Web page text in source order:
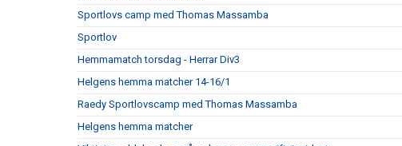
Sportlovs camp med Thomas Massamba
Sportlov
Hemmamatch torsdag - Herrar Div3
Helgens hemma matcher 14-16/1
Raedy Sportlovscamp med Thomas Massamba
Helgens hemma matcher